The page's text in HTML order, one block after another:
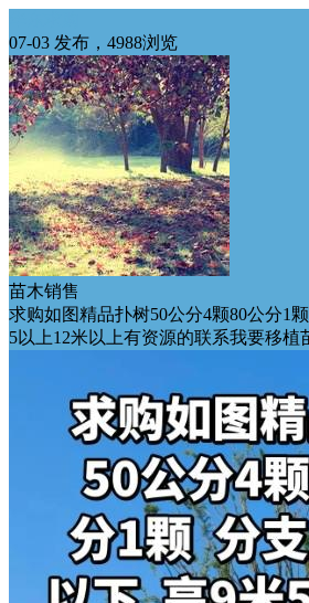
07-03 发布，4988浏览
苗木销售
求购如图精品扑树50公分4颗80公分1
5以上12米以上有资源的联系我要移植